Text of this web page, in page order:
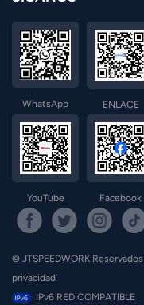
WhatsApp ENLACE
YouTube Facebook
© JTSPEEDWORK
privacidad
IPv6 RED COMPATIBLE